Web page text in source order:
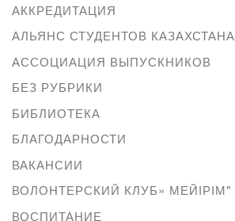
АККРЕДИТАЦИЯ
АЛЬЯНС СТУДЕНТОВ КАЗАХСТАНА
АССОЦИАЦИЯ ВЫПУСКНИКОВ
БЕЗ РУБРИКИ
БИБЛИОТЕКА
БЛАГОДАРНОСТИ
ВАКАНСИИ
ВОЛОНТЕРСКИЙ КЛУБ» МЕЙІРІМ"
ВОСПИТАНИЕ